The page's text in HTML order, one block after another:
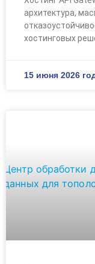
архитектура,
хостинговых
15 июня 2026